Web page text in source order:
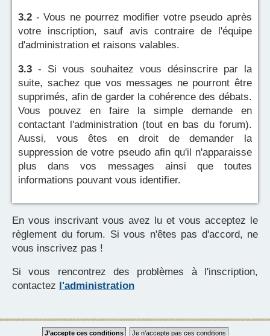
3.2 - Vous ne pourrez modifier votre pseudo après
votre inscription, sauf avis contraire de l'équipe
d'administration et raisons valables.
3.3 - Si vous souhaitez vous désinscrire par la
suite, sachez que vos messages ne pourront être
supprimés, afin de garder la cohérence des débats.
Vous pouvez en faire la simple demande en
contactant l'administration (tout en bas du forum).
Aussi, vous êtes en droit de demander la
suppression de votre pseudo afin qu'il n'apparaisse
plus dans vos messages ainsi que toutes
informations pouvant vous identifier.
En vous inscrivant vous avez lu et vous acceptez le
règlement du forum. Si vous n'êtes pas d'accord, ne
vous inscrivez pas !
Si vous rencontrez des problèmes à l'inscription,
contactez l'administration